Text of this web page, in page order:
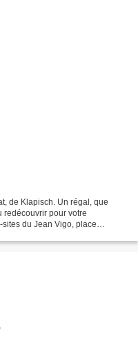
de Klapisch. Un régal, que
redécouvrir pour votre
du Jean Vigo, place